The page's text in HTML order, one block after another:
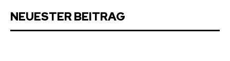
NEUESTER BEITRAG